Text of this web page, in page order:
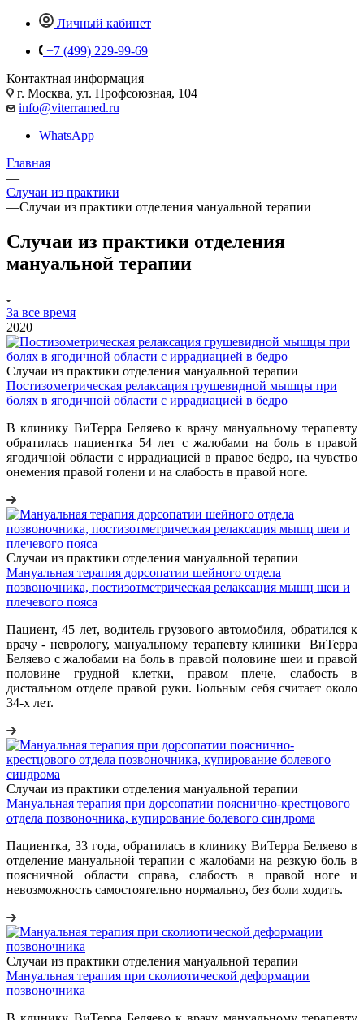
Личный кабинет
+7 (499) 229-99-69
Контактная информация
г. Москва, ул. Профсоюзная, 104
info@viterramed.ru
WhatsApp
Главная
—
Случаи из практики
—Случаи из практики отделения мануальной терапии
Случаи из практики отделения
мануальной терапии
За все время
2020
Случаи из практики отделения мануальной терапии
Постизометрическая релаксация грушевидной мышцы при
болях в ягодичной области с иррадиацией в бедро
В клинику ВиТерра Беляево к врачу мануальному терапевту
обратилась пациентка 54 лет с жалобами на боль в правой
ягодичной области с иррадиацией в правое бедро, на чувство
онемения правой голени и на слабость в правой ноге.
Случаи из практики отделения мануальной терапии
Мануальная терапия дорсопатии шейного отдела
позвоночника, постизотметрическая релаксация мышц шеи и
плечевого пояса
Пациент, 45 лет, водитель грузового автомобиля, обратился к
врачу - неврологу, мануальному терапевту клиники ВиТерра
Беляево с жалобами на боль в правой половине шеи и правой
половине грудной клетки, правом плече, слабость в
дистальном отделе правой руки. Больным себя считает около
34-х лет.
Случаи из практики отделения мануальной терапии
Мануальная терапия при дорсопатии пояснично-крестцового
отдела позвоночника, купирование болевого синдрома
Пациентка, 33 года, обратилась в клинику ВиТерра Беляево в
отделение мануальной терапии с жалобами на резкую боль в
поясничной области справа, слабость в правой ноге и
невозможность самостоятельно нормально, без боли ходить.
Случаи из практики отделения мануальной терапии
Мануальная терапия при сколиотической деформации
позвоночника